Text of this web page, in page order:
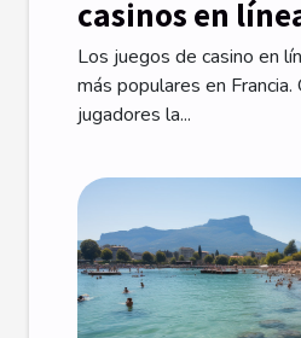
casinos en
valorados de
Los juegos de casino en
más populares en Francia.
jugadores la...